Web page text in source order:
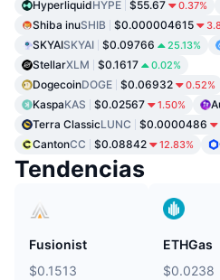
HyperliquidHYPE $55.67 0.37%
Shiba inuSHIB $0.000004615
SKYAISKYAI $0.09766 25.13%
StellarXLM $0.1617 0.02%
DogecoinDOGE $0.06932 0.52%
KaspaKAS $0.02567 1.50%
Terra ClassicLUNC $0.0000486
CantonCC $0.08842 12.83%
Tendencias
Fusionist
$0.1513
ETHGas
$0.0238